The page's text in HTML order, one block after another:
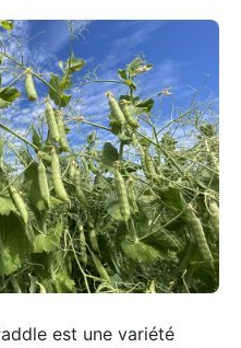
est une variété